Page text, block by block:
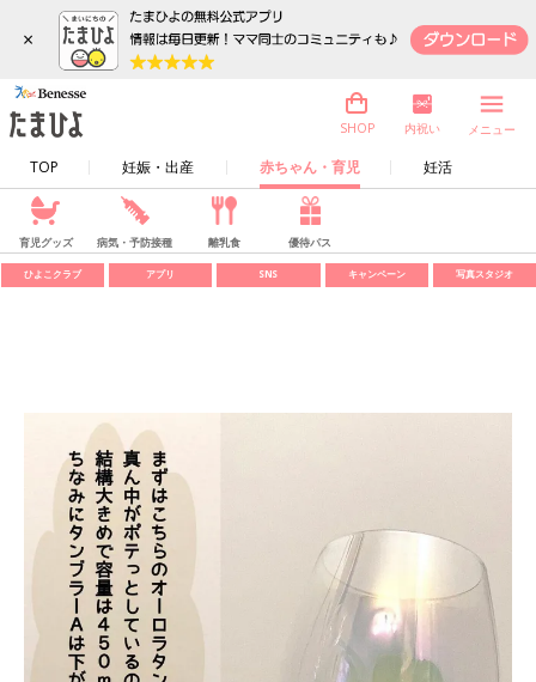
×
TOP 妊娠・出産 赤ちゃん・育児 妊活
SHOP 内祝い メニュー
育児グッズ 病気・予防接種 離乳食 優待パス
ひよこクラブ アプリ SNS キャンペーン 写真スタジオ